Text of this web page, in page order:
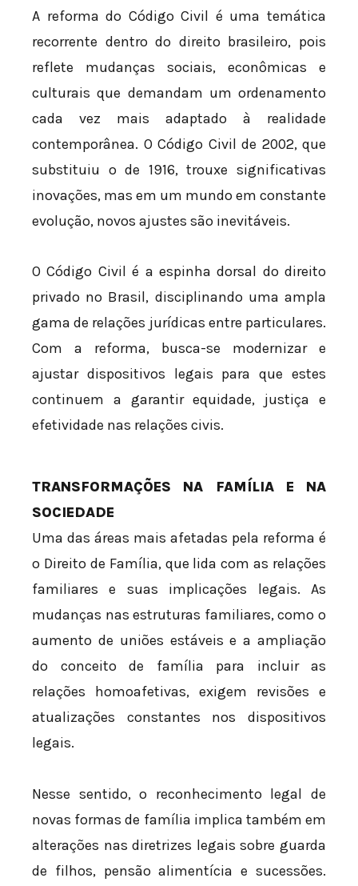
A reforma do Código Civil é uma temática
recorrente dentro do direito brasileiro, pois
reflete mudanças sociais, econômicas e
culturais que demandam um ordenamento
cada vez mais adaptado à realidade
contemporânea. O Código Civil de 2002, que
substituiu o de 1916, trouxe significativas
inovações, mas em um mundo em constante
evolução, novos ajustes são inevitáveis.
O Código Civil é a espinha dorsal do direito
privado no Brasil, disciplinando uma ampla
gama de relações jurídicas entre particulares.
Com a reforma, busca-se modernizar e
ajustar dispositivos legais para que estes
continuem a garantir equidade, justiça e
efetividade nas relações civis.
TRANSFORMAÇÕES NA FAMÍLIA E NA
SOCIEDADE
Uma das áreas mais afetadas pela reforma é
o Direito de Família, que lida com as relações
familiares e suas implicações legais. As
mudanças nas estruturas familiares, como o
aumento de uniões estáveis e a ampliação
do conceito de família para incluir as
relações homoafetivas, exigem revisões e
atualizações constantes nos dispositivos
legais.
Nesse sentido, o reconhecimento legal de
novas formas de família implica também em
alterações nas diretrizes legais sobre guarda
de filhos, pensão alimentícia e sucessões.